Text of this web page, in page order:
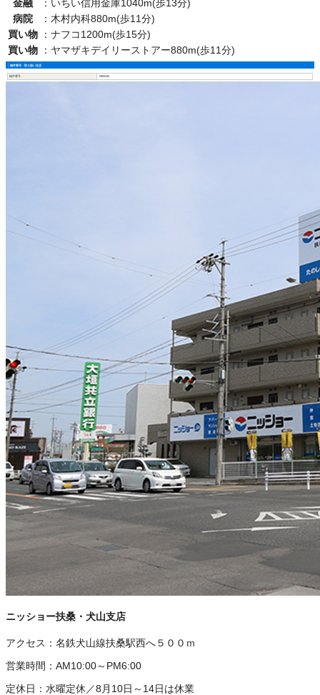
金融 ： いちい信用金庫1040m(歩13分)
病院
： 木村内科880m(歩11分)
買い物
： ナフコ1200m(歩15分)
買い物
： ヤマザキデイリーストアー880m(歩11分)
物件番号・取り扱い支店
物件番号 5900345
ニッショー扶桑・犬山支店
アクセス： 名鉄犬山線扶桑駅西へ５００ｍ
営業時間： AM10:00～PM6:00
定休日： 水曜定休／8月10日～14日は休業